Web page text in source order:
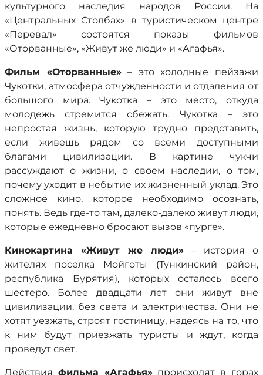
культурного наследия народов России. На
«Центральных Столбах» в туристическом центре
«Перевал» состоятся показы фильмов
«Оторванные», «Живут же люди» и «Агафья».
Фильм «Оторванные»– это холодные пейзажи
Чукотки, атмосфера отчужденности и отдаления от
большого мира. Чукотка – это место, откуда
молодежь стремится сбежать. Чукотка – это
непростая жизнь, которую трудно представить,
если живешь рядом со всеми доступными
благами цивилизации. В картине чукчи
рассуждают о жизни, о своем наследии, о том,
почему уходит в небытие их жизненный уклад. Это
сложное кино, которое необходимо осознать,
понять. Ведь где-то там, далеко-далеко живут люди,
которые ежедневно бросают вызов «пурге».
Кинокартина «Живут же люди» – история о
жителях поселка Мойготы (Тункинский район,
республика Бурятия), которых осталось всего
шестеро. Более двадцати лет они живут вне
цивилизации, без света и электричества. Они не
хотят уезжать, строят гостиницу, надеясь на то, что
к ним будут приезжать туристы и ждут, когда
проведут свет.
Действия фильма «Агафья»происходят в горах